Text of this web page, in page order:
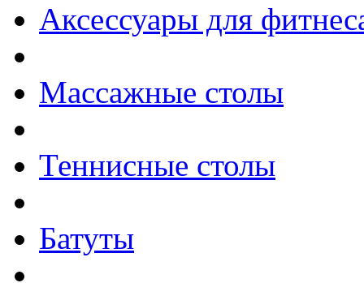
Аксессуары для
Массажные столы
Теннисные столы
Батуты